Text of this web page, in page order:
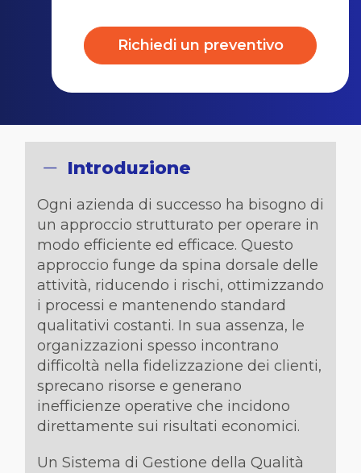
Richiedi un preventivo
Introduzione
Ogni azienda di successo ha bisogno di
un approccio strutturato per operare in
modo efficiente ed efficace. Questo
approccio funge da spina dorsale delle
attività, riducendo i rischi, ottimizzando
i processi e mantenendo standard
qualitativi costanti. In sua assenza, le
organizzazioni spesso incontrano
difficoltà nella fidelizzazione dei clienti,
sprecano risorse e generano
inefficienze operative che incidono
direttamente sui risultati economici.
Un Sistema di Gestione della Qualità